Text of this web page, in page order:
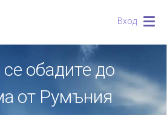
Вход
обадите до
от Румъния